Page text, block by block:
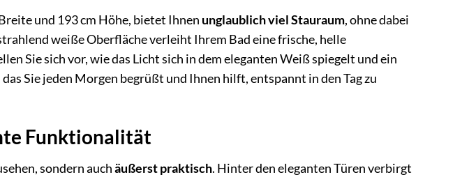
und 193 cm Höhe, bietet Ihnen unglaublich viel Stauraum, ohne dabei
weiße Oberfläche verleiht Ihrem Bad eine frische, helle
Sie sich vor, wie das Licht sich in dem eleganten Weiß spiegelt und ein
Sie jeden Morgen begrüßt und Ihnen hilft, entspannt in den Tag zu
Funktionalität
sondern auchäußerst praktisch. Hinter den eleganten Türen verbirgt